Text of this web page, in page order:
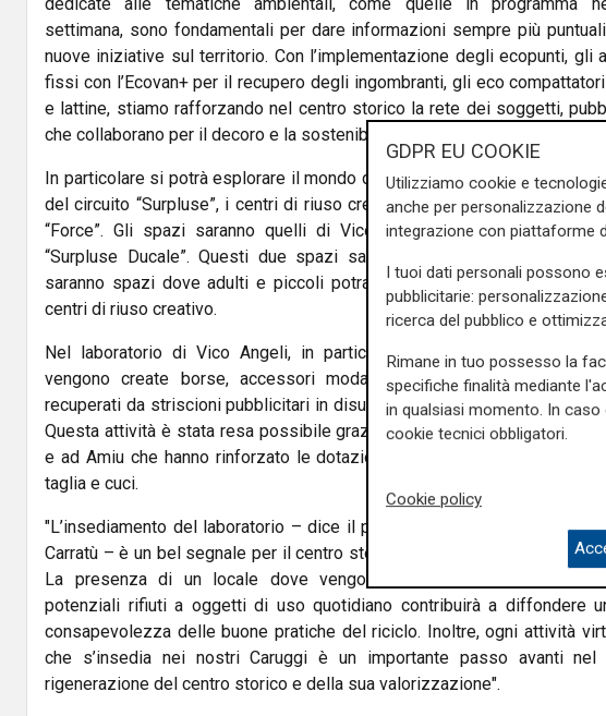
dedicate alle tematiche ambientali, come quelle in programma
settimana, sono fondamentali per dare informazioni sempre più
nuove iniziative sul territorio. Con l’implementazione degli ecopunti, gli
fissi con l’Ecovan+ per il recupero degli ingombranti, gli eco
e lattine, stiamo rafforzando nel centro storico la rete dei soggetti,
che collaborano per il decoro e la sostenibilità ambientale dei nostri
In particolare si potrà esplorare il mondo dei materiali destinati a nuova
del circuito “Surpluse”, i centri di riuso creativo nati nell’ambito del
“Force”. Gli spazi saranno quelli di Vico Angeli 21r e quello di
“Surpluse Ducale”. Questi due spazi saranno a disposizione della
saranno spazi dove adulti e piccoli potranno ascoltare il racconto
centri di riuso creativo.
Nel laboratorio di Vico Angeli, in particolar modo, sarà possibile
vengono create borse, accessori moda e complementi di arredo
recuperati da striscioni pubblicitari in disuso e dalla tela degli ombrelli
Questa attività è stata resa possibile grazie all’intervento del Piano
e ad Amiu che hanno rinforzato le dotazioni del laboratorio con una
taglia e cuci.
"L’insediamento del laboratorio – dice il presidente del Municipio
Carratù – è un bel segnale per il centro storico, per chi ci abita e ci
La presenza di un locale dove vengono riutilizzati materiali
potenziali rifiuti a oggetti di uso quotidiano contribuirà a diffondere
consapevolezza delle buone pratiche del riciclo. Inoltre, ogni attività
che s’insedia nei nostri Caruggi è un importante passo avanti
rigenerazione del centro storico e della sua valorizzazione".
GDPR EU COOKIE
Utilizziamo cookie e
anche per personalizzazione
integrazione con piattaforme
I tuoi dati personali possono
pubblicitarie:
ricerca del pubblico e
Rimane in tuo possesso la
specifiche finalità mediante
in qualsiasi momento. In
cookie tecnici obbligatori.
Cookie policy